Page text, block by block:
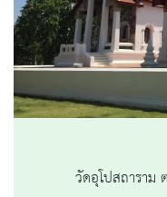
วัดอุโปสถาราม